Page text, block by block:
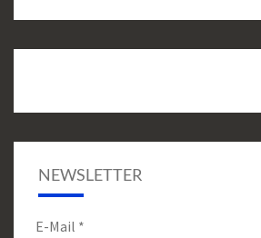
NEWSLETTER
E-Mail *